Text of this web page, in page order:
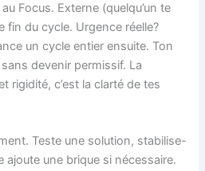
Focus. Externe (quelqu’un te
fin du cycle. Urgence réelle?
un cycle entier ensuite. Ton
devenir permissif. La
rigidité, c’est la clarté de tes
Teste une solution, stabilise-
ajoute une brique si nécessaire.